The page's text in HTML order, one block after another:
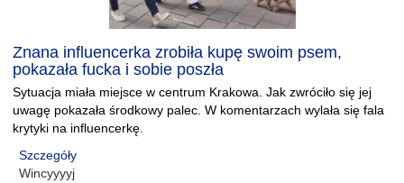
Znana influencerka zrobiła kupę swoim psem,
pokazała fucka i sobie poszła
Sytuacja miała miejsce w centrum Krakowa. Jak zwróciło się jej
uwagę pokazała środkowy palec. W komentarzach wylała się fala
krytyki na influencerkę.
Szczegóły
Wincyyyyj